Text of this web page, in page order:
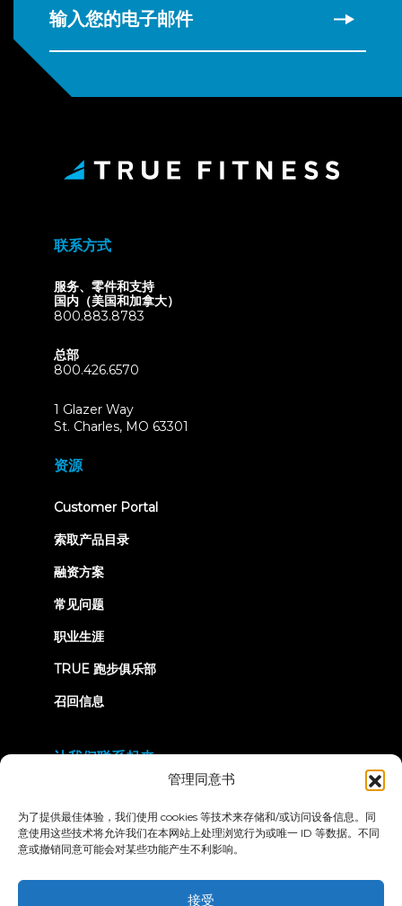
管理同意书
为了提供最佳体验，我们使用 cookies 等技术来存储和/或访问设备信息。同
意使用这些技术将允许我们在本网站上处理浏览行为或唯一 ID 等数据。不同
意或撤销同意可能会对某些功能产生不利影响。
接受
输入您的电子邮件
联系方式
服务、零件和支持
国内（美国和加拿大）
800.883.8783
总部
800.426.6570
1 Glazer Way
St. Charles, MO 63301
资源
Customer Portal(opens
索取产品目录
融资方案
常见问题
职业生涯
TRUE 跑步俱乐部
召回信息
让我们联系起来
隐私政策
条款和条件
无障碍声明